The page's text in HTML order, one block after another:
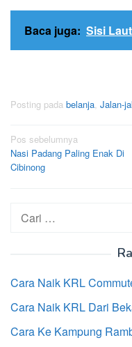
Baca juga: Sisi
Posting pada belanja Jalan-
Navigasi
pos
Pos sebelumnya
Nasi Padang Paling Enak Di
Cibinong
Cari
Cara Naik KRL
Cara Naik KRL Dari
Cara Ke Kampung